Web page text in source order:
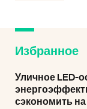
Избранное
Уличное LED-
сэкономить на